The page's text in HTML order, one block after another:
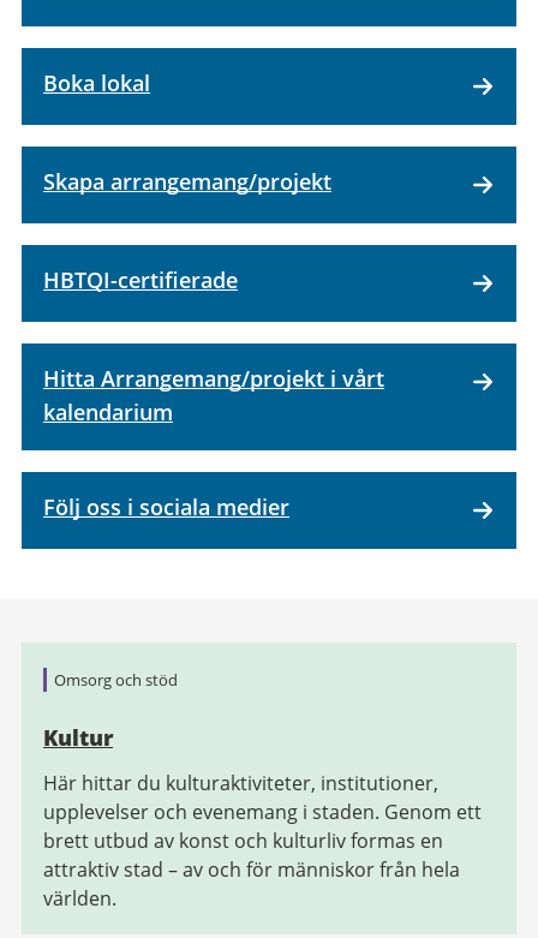
Boka lokal
Skapa arrangemang/projekt
HBTQI-certifierade
Hitta Arrangemang/projekt i vårt
kalendarium
Följ oss i sociala medier
Relaterad
Omsorg och stöd
Kultur
Här hittar du kulturaktiviteter, institutioner,
upplevelser och evenemang i staden. Genom ett
brett utbud av konst och kulturliv formas en
attraktiv stad – av och för människor från hela
världen.